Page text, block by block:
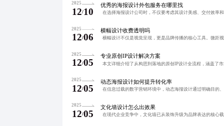
2025
12/10
优秀的海报设计外包服务在哪里找
2025
12/06
横幅设计收费透明吗
2025
12/05
专业原创IP设计解决方案
2025
12/05
动态海报设计如何提升转化率
2025
12/05
文化墙设计怎么出效果